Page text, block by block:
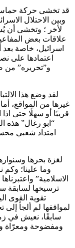
قد تخشى حركة حماس
وبين الاحتلال
لأخر ؛ وتخشى أن
علاقات بعض
اسرائيل، خاصة
اعتمادها على
و”تحريره” من
لقد وضع هذا
غيرها من المواقع،
قريبًا أو سهلًا حتى
“ابو رغال” هذه
امتداد شعبي
لغزة بحرها
وما علينا؛
الاسلامية”
ترسيخها لسابقة
تقوية القوى
لمواقفها لم ألجأ إلى
سابقًا، نعيش في
ومفضوحة ومعرّاة